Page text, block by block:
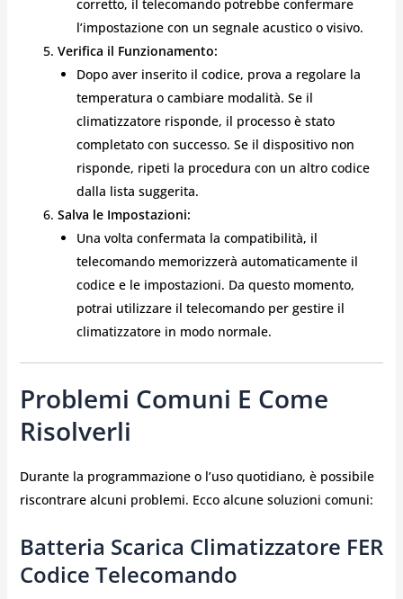
corretto, il telecomando potrebbe confermare
l’impostazione con un segnale acustico o visivo.
Verifica il Funzionamento:
Dopo aver inserito il codice, prova a regolare la
temperatura o cambiare modalità. Se il
climatizzatore risponde, il processo è stato
completato con successo. Se il dispositivo non
risponde, ripeti la procedura con un altro codice
dalla lista suggerita.
Salva le Impostazioni:
Una volta confermata la compatibilità, il
telecomando memorizzerà automaticamente il
codice e le impostazioni. Da questo momento,
potrai utilizzare il telecomando per gestire il
climatizzatore in modo normale.
Problemi Comuni E Come
Risolverli
Durante la programmazione o l’uso quotidiano, è possibile
riscontrare alcuni problemi. Ecco alcune soluzioni comuni:
Batteria Scarica Climatizzatore FER
Codice Telecomando